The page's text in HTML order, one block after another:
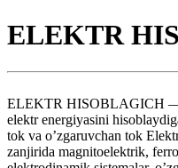
ELEKTR
ELEKTR HISOBLAGICH —
elektr energiyasini
tok va o’zgaruvchan tok
zanjirida magnitoelektrik,